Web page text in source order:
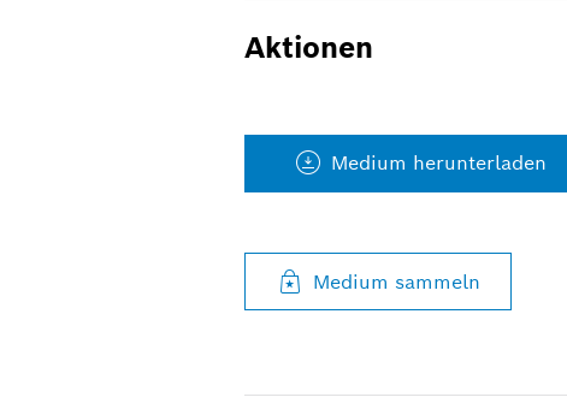
Aktionen
Medium herunterladen
Medium sammeln